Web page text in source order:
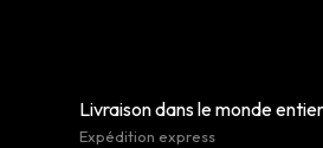
Livraison dans le monde entier
Expédition express